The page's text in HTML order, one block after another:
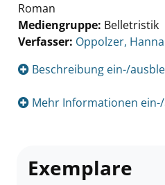
Roman
Mediengruppe: Belletristik
Verfasser: Suche nach
Oppolzer,
Beschreibung ein-/
Mehr Informationen
Exemplare